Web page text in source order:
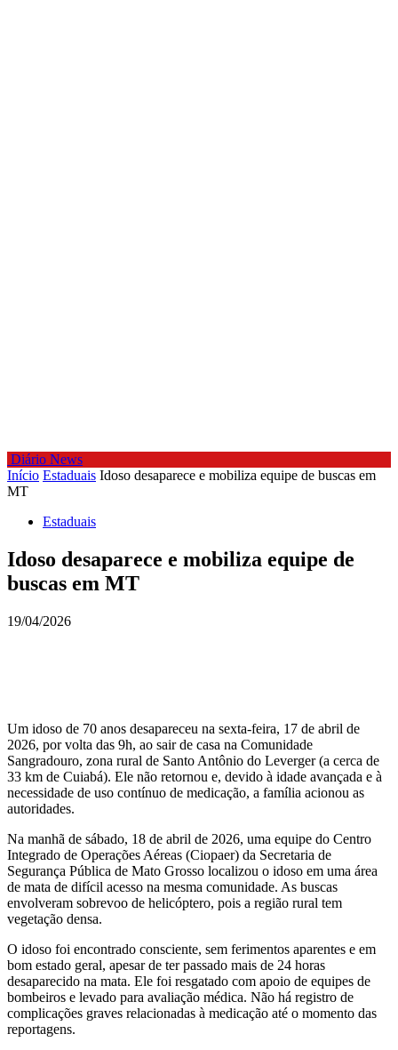
Diário News
Início Estaduais Idoso desaparece e mobiliza equipe de buscas em
MT
Estaduais
Idoso desaparece e mobiliza equipe de
buscas em MT
19/04/2026
Um idoso de 70 anos desapareceu na sexta-feira, 17 de abril de
2026, por volta das 9h, ao sair de casa na Comunidade
Sangradouro, zona rural de Santo Antônio do Leverger (a cerca de
33 km de Cuiabá). Ele não retornou e, devido à idade avançada e à
necessidade de uso contínuo de medicação, a família acionou as
autoridades.
Na manhã de sábado, 18 de abril de 2026, uma equipe do Centro
Integrado de Operações Aéreas (Ciopaer) da Secretaria de
Segurança Pública de Mato Grosso localizou o idoso em uma área
de mata de difícil acesso na mesma comunidade. As buscas
envolveram sobrevoo de helicóptero, pois a região rural tem
vegetação densa.
O idoso foi encontrado consciente, sem ferimentos aparentes e em
bom estado geral, apesar de ter passado mais de 24 horas
desaparecido na mata. Ele foi resgatado com apoio de equipes de
bombeiros e levado para avaliação médica. Não há registro de
complicações graves relacionadas à medicação até o momento das
reportagens.